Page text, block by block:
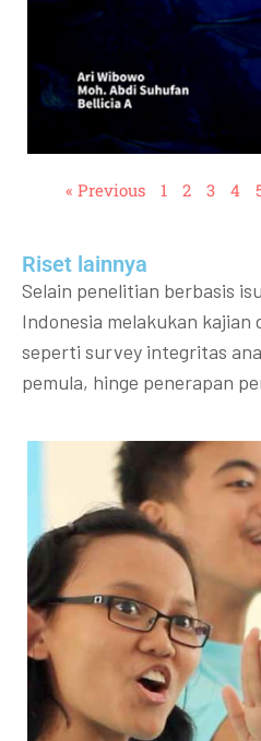
« Previous 1 2 3 4
Riset lainnya​​
Selain penelitian berbasis
Indonesia melakukan kajian
seperti survey integritas
pemula, hinge penerapan